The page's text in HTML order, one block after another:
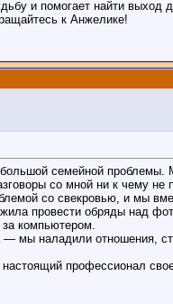
и помогает найти
к Анжелике!
семейной
со мной ни к чему
со свекровью, и мы
провести обряды над
за компьютером.
мы наладили отношения,
профессионал